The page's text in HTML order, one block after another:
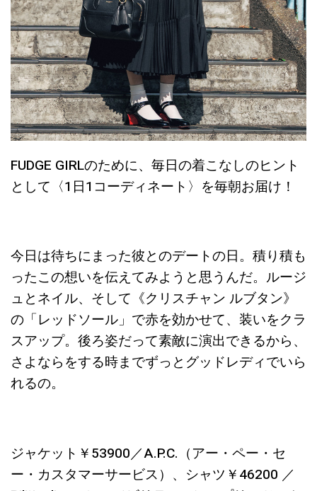
FUDGE GIRLのために、毎日の着こなしのヒント
として〈1日1コーディネート〉を毎朝お届け！
今日は待ちにまった彼とのデートの日。積り積も
ったこの想いを伝えてみようと思うんだ。ルージ
ュとネイル、そして《クリスチャン ルブタン》
の「レッドソール」で赤を効かせて、装いをクラ
スアップ。後ろ姿だって素敵に演出できるから、
さよならをする時までずっとグッドレディでいら
れるの。
ジャケット￥53900／A.P.C.（アー・ペー・セ
ー・カスタマーサービス）、シャツ￥46200 ／